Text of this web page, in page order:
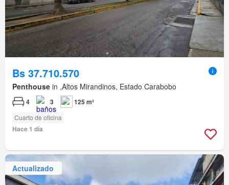
Bs 37.710.570
Penthouse in ,Altos Mirandinos, Estado Carabobo
4 3 125 m²
Cuarto de oficina
Hace 1 día
Actualizado